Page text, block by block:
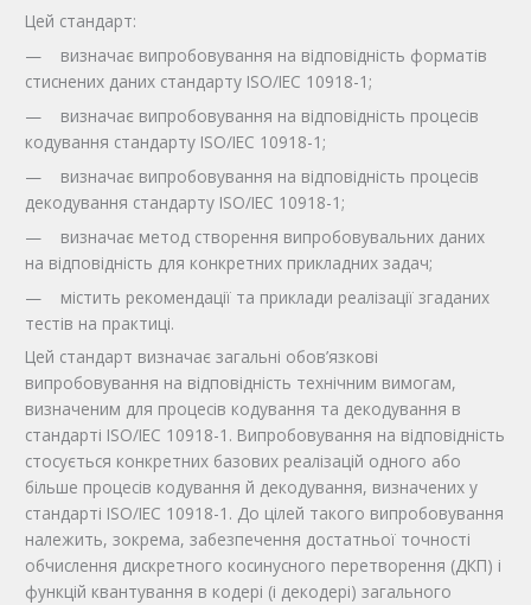
Цей стандарт:
— визначає випробовування на відповідність форматів
стиснених даних стандарту ISO/IEC 10918-1;
— визначає випробовування на відповідність процесів
кодування стандарту ISO/IEC 10918-1;
— визначає випробовування на відповідність процесів
декодування стандарту ISO/IEC 10918-1;
— визначає метод створення випробовувальних даних
на відповідність для конкретних прикладних задач;
— містить рекомендації та приклади реалізації згаданих
тестів на практиці.
Цей стандарт визначає загальні обов’язкові
випробовування на відповідність технічним вимогам,
визначеним для процесів кодування та декодування в
стандарті ISO/IEC 10918-1. Випробовування на відповідність
стосується конкретних базових реалізацій одного або
більше процесів кодування й декодування, визначених у
стандарті ISO/IEC 10918-1. До цілей такого випробовування
належить, зокрема, забезпечення достатньої точності
обчислення дискретного косинусного перетворення (ДКП) і
функцій квантування в кодері (і декодері) загального